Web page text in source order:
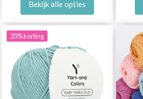
Bekijk alle opties
20% korting